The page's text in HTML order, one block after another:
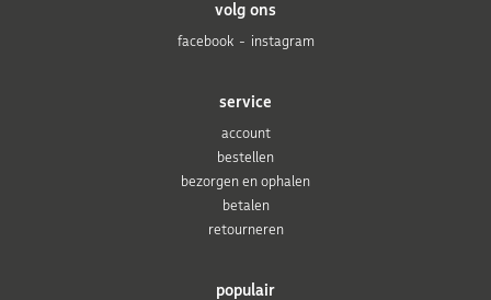
populair
service
account
bestellen
bezorgen en ophalen
betalen
retourneren
volg ons
facebook
instagram